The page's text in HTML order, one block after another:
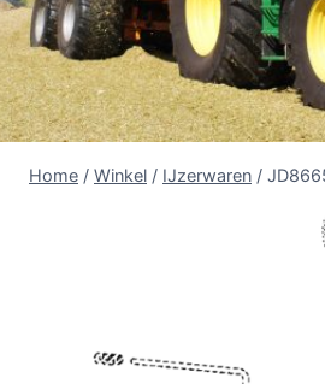
Home / Winkel / IJzerwaren /